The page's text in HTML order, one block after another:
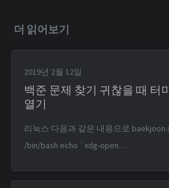
더 읽어보기
2019년 2월 12일
백준 문제 찾기 귀찮을 때 터
열기
리눅스 다음과 같은 내용으로 baekjoon.sh 파일을 만든다. `#!
/bin/bash echo `xdg-open
능하도록 만든다. `$ chmod +x baekjoon.sh` .sh 파일을 적당